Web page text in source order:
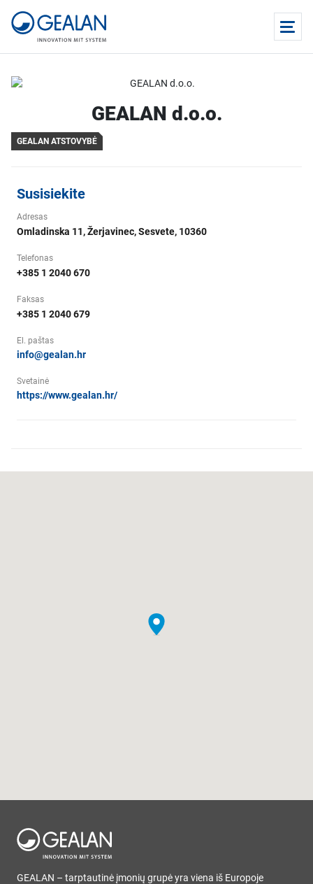
GEALAN d.o.o.
GEALAN ATSTOVYBĖ
Susisiekite
Adresas
Omladinska 11, Žerjavinec, Sesvete, 10360
Telefonas
+385 1 2040 670
Faksas
+385 1 2040 679
El. paštas
info@gealan.hr
Svetainė
https://www.gealan.hr/
GEALAN – tarptautinė įmonių grupė yra viena iš Europoje